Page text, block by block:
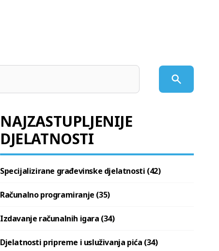
NAJZASTUPLJENIJE
DJELATNOSTI
Specijalizirane građevinske djelatnosti (42)
Računalno programiranje (35)
Izdavanje računalnih igara (34)
Djelatnosti pripreme i usluživanja pića (34)